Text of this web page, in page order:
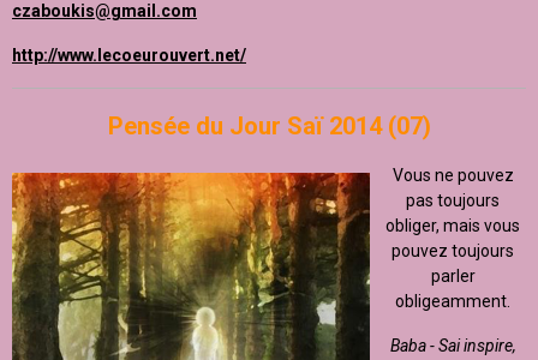
czaboukis@gmail.com
http://www.lecoeurouvert.net/
Pensée du Jour Saï 2014 (07)
Vous ne pouvez
pas toujours
obliger, mais vous
pouvez toujours
parler
obligeamment.
Baba - Sai inspire,